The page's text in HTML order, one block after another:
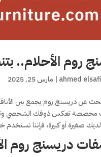
روم الأحلام..
ahmed
| مارس 25, 2025
عن دريسنج روم يجمع بين
تعكس ذوقك الشخصي وتلبي
صغيرة أو كبيرة، فإننا نستخدم
دريسنج روم